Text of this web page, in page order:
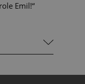
Emil!“